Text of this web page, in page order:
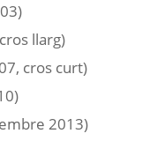
llarg)
cros curt)
2013)